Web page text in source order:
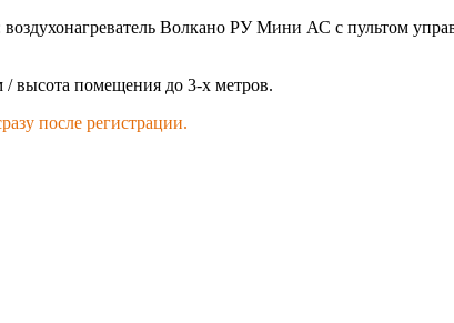
Волкано РУ Мини АС с пультом
высота помещения до 3-х метров.
после регистрации.